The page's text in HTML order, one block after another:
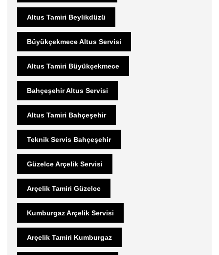
Altus Tamiri Beylikdüzü
Büyükçekmece Altus Servisi
Altus Tamiri Büyükçekmece
Bahçeşehir Altus Servisi
Altus Tamiri Bahçeşehir
Teknik Servis Bahçeşehir
Güzelce Arçelik Servisi
Arçelik Tamiri Güzelce
Kumburgaz Arçelik Servisi
Arçelik Tamiri Kumburgaz